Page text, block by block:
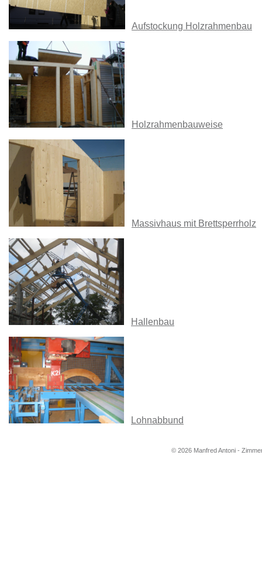
Aufstockung Holzrahmenbau
Holzrahmenbauweise
Massivhaus mit Brettsperrholz
Hallenbau
Lohnabbund
© 2026 Manfred Antoni -